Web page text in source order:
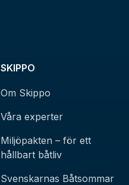
SKIPPO
Om Skippo
Våra experter
Miljöpakten – för ett
hållbart båtliv
Svenskarnas Båtsommar